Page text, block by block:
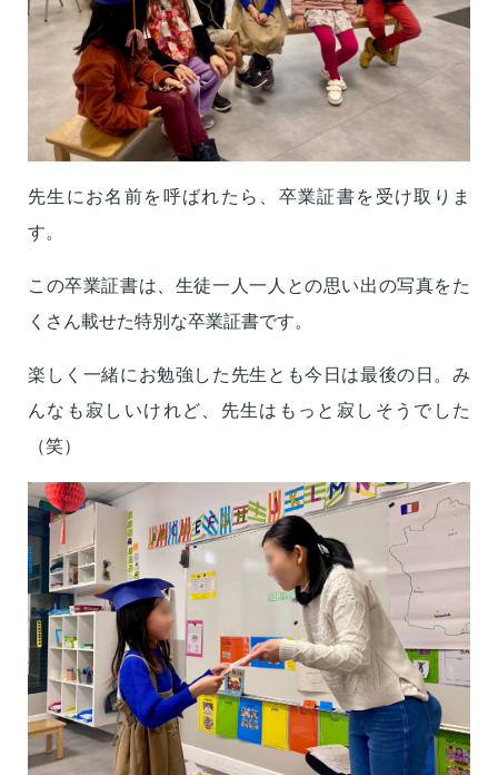
先生にお名前を呼ばれたら、卒業証書を受け取りま
す。
この卒業証書は、生徒一人一人との思い出の写真をた
くさん載せた特別な卒業証書です。
楽しく一緒にお勉強した先生とも今日は最後の日。み
んなも寂しいけれど、先生はもっと寂しそうでした
（笑）